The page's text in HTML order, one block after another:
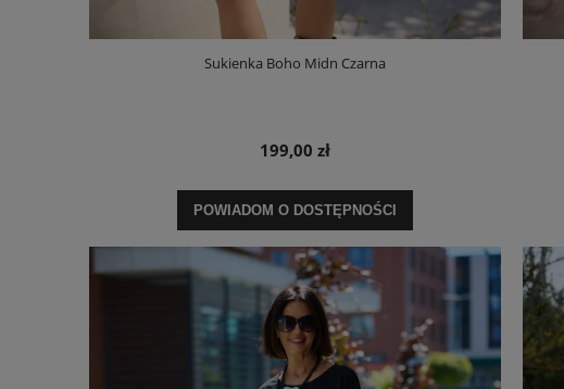
Sukienka Boho Midn Czarna
199,00 zł
POWIADOM O DOSTĘPNOŚCI